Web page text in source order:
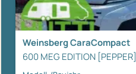
Weinsberg CaraCompact
600 MEG EDITION [PEPPER]